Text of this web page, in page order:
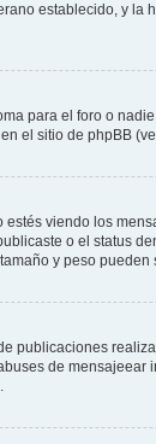
establecido, y
para el foro o
el sitio de phpBB
viendo los
o el status
y peso
publicaciones
de